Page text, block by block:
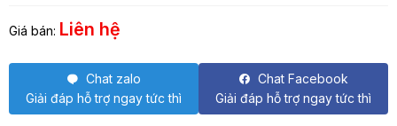
Giá bán: Liên hệ
Chat zalo
Giải đáp hỗ trợ ngay tức thì
Chat Facebook
Giải đáp hỗ trợ ngay tức thì